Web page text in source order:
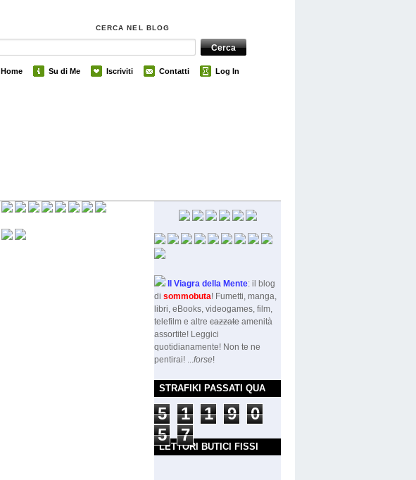
CERCA NEL BLOG
Home Su di Me Iscriviti Contatti Log In
Il Viagra della Mente: il blog
di sommobuta! Fumetti, manga,
libri, eBooks, videogames, film,
telefilm e altre cazzate amenità
assortite! Leggici
quotidianamente! Non te ne
pentirai! ...forse!
STRAFIKI PASSATI QUA
5 1 1 9
0
5
7
LETTORI BUTICI FISSI